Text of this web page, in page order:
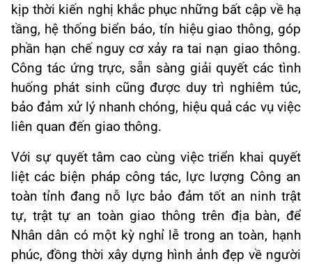
kịp thời kiến nghị khắc phục những bất cập về hạ
tầng, hệ thống biển báo, tín hiệu giao thông, góp
phần hạn chế nguy cơ xảy ra tai nạn giao thông.
Công tác ứng trực, sẵn sàng giải quyết các tình
huống phát sinh cũng được duy trì nghiêm túc,
bảo đảm xử lý nhanh chóng, hiệu quả các vụ việc
liên quan đến giao thông.
Với sự quyết tâm cao cùng việc triển khai quyết
liệt các biện pháp công tác, lực lượng Công an
toàn tỉnh đang nỗ lực bảo đảm tốt an ninh trật
tự, trật tự an toàn giao thông trên địa bàn, để
Nhân dân có một kỳ nghỉ lễ trong an toàn, hạnh
phúc, đồng thời xây dựng hình ảnh đẹp về người